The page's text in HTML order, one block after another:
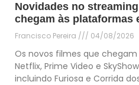
Novidades no
chegam às plataformas
Francisco Pereira 04/08/2026
Os novos filmes que chegam
Netflix, Prime Video e
incluindo Furiosa e Corrida